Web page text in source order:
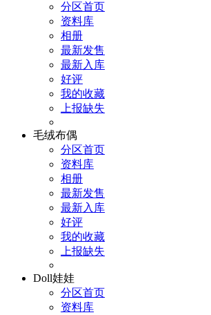
分区首页
资料库
相册
最新发售
最新入库
好评
我的收藏
上报缺失
毛绒布偶
分区首页
资料库
相册
最新发售
最新入库
好评
我的收藏
上报缺失
Doll娃娃
分区首页
资料库